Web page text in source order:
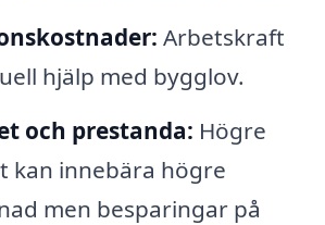
Arbetskraft
hjälp med bygglov.
och prestanda: Högre
kan innebära högre
men besparingar på